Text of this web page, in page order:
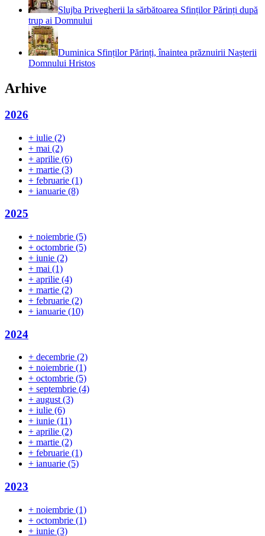
Slujba Privegherii la sărbătoarea Sfinților Părinți după
trup ai Domnului
Duminica Sfinților Părinți, înaintea prăznuirii Nașterii
Domnului Hristos
Arhive
2026
+ iulie (2)
+ mai (2)
+ aprilie (6)
+ martie (3)
+ februarie (1)
+ ianuarie (8)
2025
+ noiembrie (5)
+ octombrie (5)
+ iunie (2)
+ mai (1)
+ aprilie (4)
+ martie (2)
+ februarie (2)
+ ianuarie (10)
2024
+ decembrie (2)
+ noiembrie (1)
+ octombrie (5)
+ septembrie (4)
+ august (3)
+ iulie (6)
+ iunie (11)
+ aprilie (2)
+ martie (2)
+ februarie (1)
+ ianuarie (5)
2023
+ noiembrie (1)
+ octombrie (1)
+ iunie (3)